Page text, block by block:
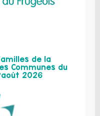
de la
Communes du
2026